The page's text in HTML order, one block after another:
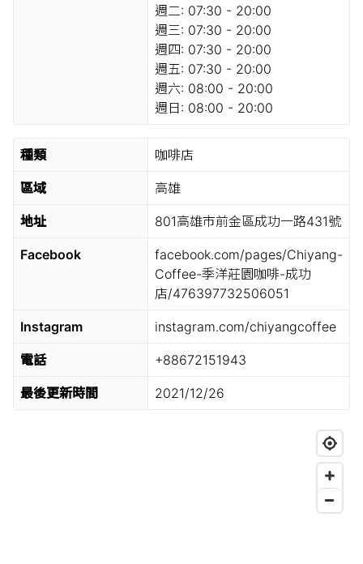
週二: 07:30 - 20:00
週三: 07:30 - 20:00
週四: 07:30 - 20:00
週五: 07:30 - 20:00
週六: 08:00 - 20:00
週日: 08:00 - 20:00
種類 咖啡店
區域 高雄
地址 801高雄市前金區成功一路431號
Facebook
facebook.com/pages/Chiyang-
Coffee-季洋莊園咖啡-成功
店/476397732506051
Instagram instagram.com/chiyangcoffee
電話 +88672151943
最後更新時間 2021/12/26